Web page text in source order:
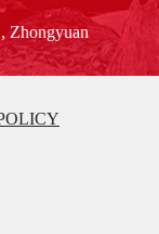
Zhongyuan